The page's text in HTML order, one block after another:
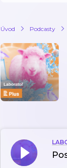
Úvod Podcasty